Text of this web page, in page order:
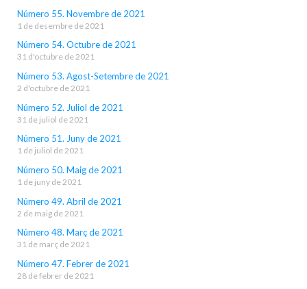
Número 55. Novembre de 2021
1 de desembre de 2021
Número 54. Octubre de 2021
31 d'octubre de 2021
Número 53. Agost-Setembre de 2021
2 d'octubre de 2021
Número 52. Juliol de 2021
31 de juliol de 2021
Número 51. Juny de 2021
1 de juliol de 2021
Número 50. Maig de 2021
1 de juny de 2021
Número 49. Abril de 2021
2 de maig de 2021
Número 48. Març de 2021
31 de març de 2021
Número 47. Febrer de 2021
28 de febrer de 2021